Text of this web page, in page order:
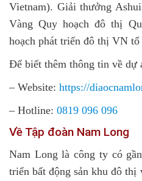
Vietnam). Giải thưởng
Vàng Quy hoạch đô thị
hoạch phát triển đô thị VN tổ
Để biết thêm thông tin về dự
– Website: https://
– Hotline: 0819 096 096
Về Tập đoàn Nam Long
Nam Long là công ty có
triển bất động sản khu đô thị